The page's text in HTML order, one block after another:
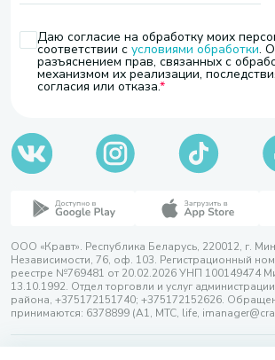
Даю согласие на обработку моих
соответствии с условиями обработки.
разъяснением прав, связанных с
механизмом их реализации,
согласия или отказа.
ООО «Кравт». Республика Беларусь, 220012, г.
Независимости, 76, оф. 103. Регистрационный
реестре №769481 от 20.02.2026 УНП 100149474
13.10.1992. Отдел торговли и услуг
района, +375172151740; +375172152626.
принимаются: 6378899 (А1, МТС, life,